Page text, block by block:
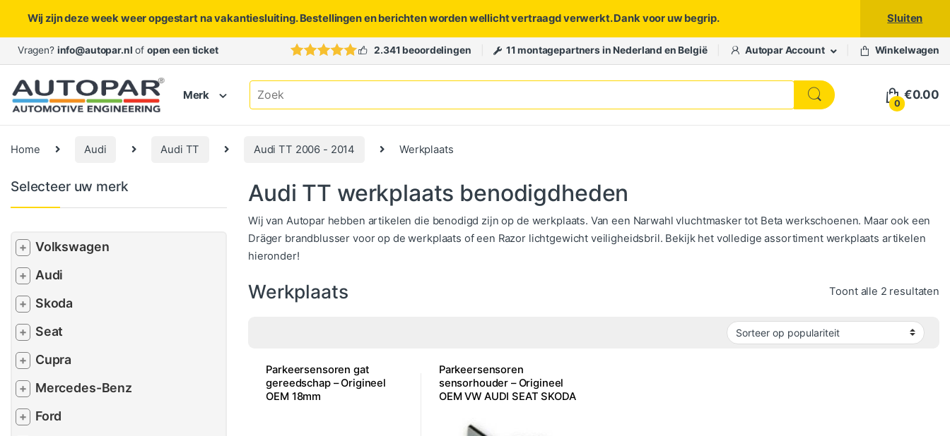
Wij zijn deze week weer opgestart na vakantiesluiting. Bestellingen en berichten worden wellicht vertraagd verwerkt. Dank voor uw begrip. Sluiten
Skip to navigation
Skip to content
Vragen? info@autopar.nl of open een ticket 2.341 beoordelingen 11 montagepartners in Nederland en België Autopar Account Winkelwagen
Merk
Search for:
0
€0.00
Home Audi Audi TT Audi TT 2006 - 2014 Werkplaats
Audi TT werkplaats benodigdheden
Wij van Autopar hebben artikelen die benodigd zijn op de werkplaats. Van een Narwahl vluchtmasker tot Beta werkschoenen. Maar ook een
Dräger brandblusser voor op de werkplaats of een Razor lichtgewicht veiligheidsbril. Bekijk het volledige assortiment werkplaats artikelen
hieronder!
Werkplaats Toont alle 2 resultaten
Parkeersensoren gat
gereedschap – Origineel
OEM 18mm
Parkeersensoren
sensorhouder – Origineel
OEM VW AUDI SEAT SKODA
Selecteer uw merk
+ Volkswagen
+ Audi
+ Skoda
+ Seat
+ Cupra
+ Mercedes-Benz
+ Ford